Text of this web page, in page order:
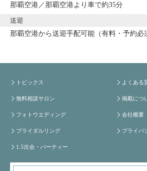
那覇空港／那覇空港より車で約35分
送迎
那覇空港から送迎手配可能（有料・予約必
トピックス
無料相談サロン
フォトウエディング
ブライダルリング
1.5次会・パーティー
よくある
掲載につ
会社概要
プライバ